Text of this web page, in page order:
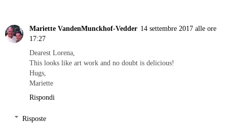
Mariette VandenMunckhof-Vedder 14 settembre 2017 alle ore
17:27
Dearest Lorena,
This looks like art work and no doubt is delicious!
Hugs,
Mariette
Rispondi
Risposte